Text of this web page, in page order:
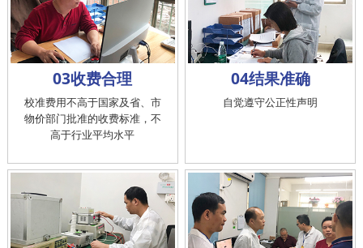
03收费合理
校准费用不高于国家及省、市
物价部门批准的收费标准，不
高于行业平均水平
04结果准确
自觉遵守公正性声明